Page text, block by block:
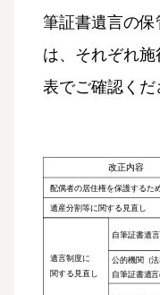
筆証書遺言の
は、それぞれ
表でご確認くだ